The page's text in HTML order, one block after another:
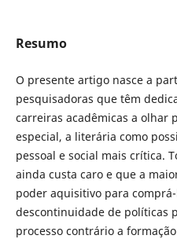
Resumo
O presente artigo nasce a
pesquisadoras que têm
carreiras acadêmicas a olhar
especial, a literária como
pessoal e social mais crítica.
ainda custa caro e que a
poder aquisitivo para
descontinuidade de políticas
processo contrário a